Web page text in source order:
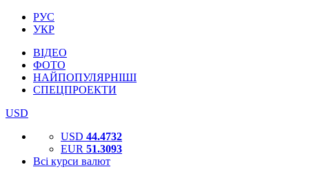
РУС
УКР
ВІДЕО
ФОТО
НАЙПОПУЛЯРНІШІ
СПЕЦПРОЕКТИ
USD
USD 44.4732
EUR 51.3093
Всі курси валют